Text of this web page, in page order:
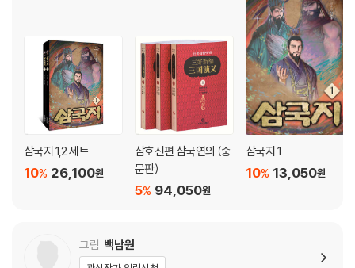
삼국지 1,2 세트
26,100원
10%
삼호신편 삼국연의 (중
문판)
94,050원
5%
삼국지 1
13,050원
10%
그림 백남원